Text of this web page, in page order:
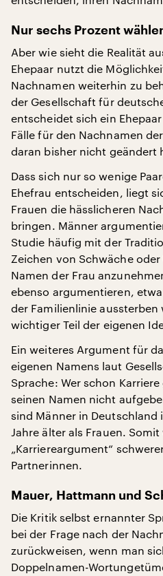
Nur sechs Prozent
Aber wie sieht die Realität
Ehepaar nutzt die
Nachnamen weiterhin zu
der Gesellschaft für
entscheidet sich ein
Fälle für den Nachnamen
daran bisher nicht geändert
Dass sich nur so wenige
Ehefrau entscheiden, liegt
Frauen die hässlicheren
bringen. Männer
Studie häufig mit der
Zeichen von Schwäche
Namen der Frau
ebenso argumentieren,
der Familienlinie aussterben
wichtiger Teil der eigenen
Ein weiteres Argument für
eigenen Namens laut
Sprache: Wer schon
seinen Namen nicht
sind Männer in Deutschland
Jahre älter als Frauen.
„Karriereargument“
Partnerinnen.
Mauer, Hattmann und
Die Kritik selbst ernannter
bei der Frage nach der
zurückweisen, wenn man
Doppelnamen-